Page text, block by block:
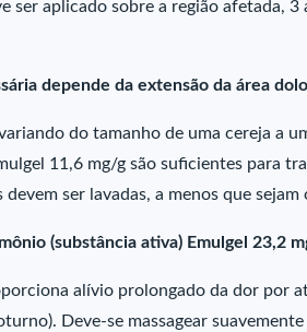
ser aplicado sobre a região afetada, 3
depende da extensão da área
do tamanho de uma cereja a
11,6 mg/g são suficientes para
devem ser lavadas, a menos que
(substância ativa) Emulgel 23,2
alívio prolongado da dor por
Deve-se massagear